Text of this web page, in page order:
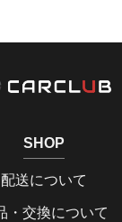
SHOP
配送について
・交換について